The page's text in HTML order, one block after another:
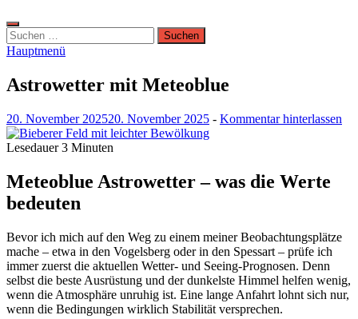
Suchen
nach:
Hauptmenü
Astrowetter mit Meteoblue
20. November 202520. November 2025 - Kommentar hinterlassen
Lesedauer 3 Minuten
Meteoblue Astrowetter – was die Werte
bedeuten
Bevor ich mich auf den Weg zu einem mein­er Beobach­tungsplätze
mache – etwa in den Vogels­berg oder in den Spes­sart – prüfe ich
immer zuerst die aktuellen Wet­ter- und See­ing-Prog­nosen. Denn
selb­st die beste Aus­rüs­tung und der dunkel­ste Him­mel helfen wenig,
wenn die Atmo­sphäre unruhig ist. Eine lange Anfahrt lohnt sich nur,
wenn die Bedin­gun­gen wirk­lich Sta­bil­ität versprechen.